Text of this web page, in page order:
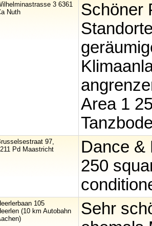
3 6361
Nuth
Schöner
Area 1
97,
Pd Maastricht
Dance &
250
105
(10 km Autobahn
Sehr